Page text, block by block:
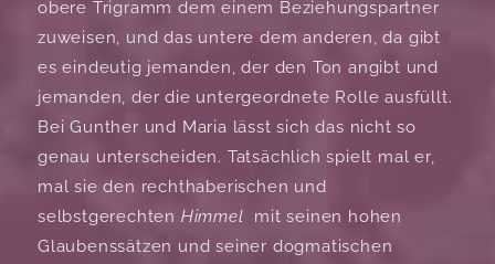
obere Trigramm dem einem Beziehungspartner
zuweisen, und das untere dem anderen, da gibt
es eindeutig jemanden, der den Ton angibt und
jemanden, der die untergeordnete Rolle ausfüllt.
Bei Gunther und Maria lässt sich das nicht so
genau unterscheiden. Tatsächlich spielt mal er,
mal sie den rechthaberischen und
selbstgerechten Himmel mit seinen hohen
Glaubenssätzen und seiner dogmatischen